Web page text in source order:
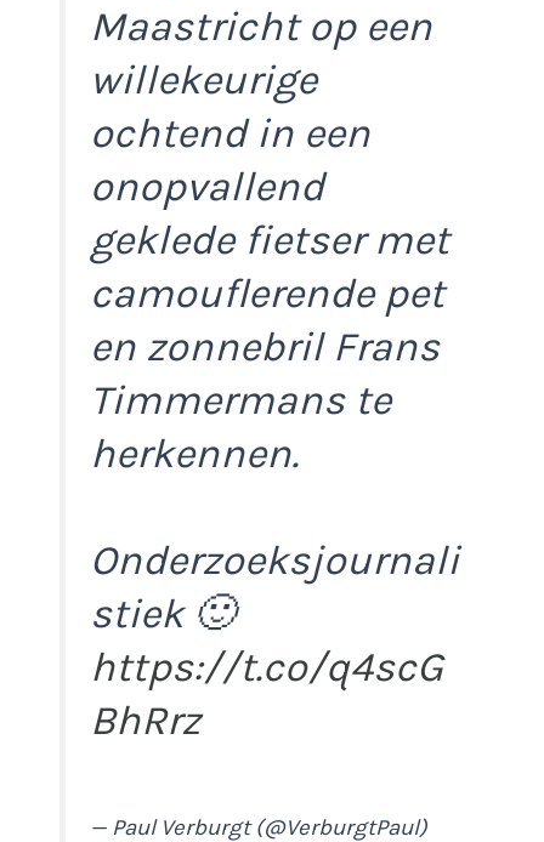
Maastricht op een
willekeurige
ochtend in een
onopvallend
geklede fietser met
camouflerende pet
en zonnebril Frans
Timmermans te
herkennen.
Onderzoeksjournali
stiek 🙂
https://t.co/q4scG
BhRrz
— Paul Verburgt (@VerburgtPaul)